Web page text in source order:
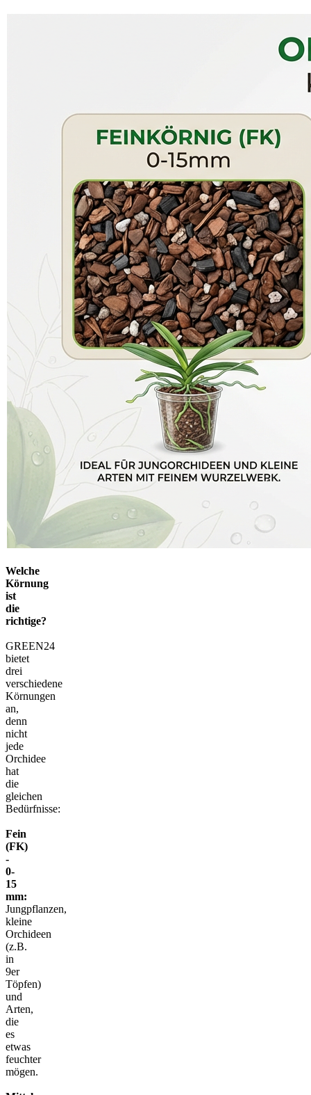
Welche
Körnung
ist
die
richtige?
GREEN24
bietet
drei
verschiedene
Körnungen
an,
denn
nicht
jede
Orchidee
hat
die
gleichen
Bedürfnisse:
Fein
(FK)
-
0-
15
mm:
Jungpflanzen,
kleine
Orchideen
(z.B.
in
9er
Töpfen)
und
Arten,
die
es
etwas
feuchter
mögen.